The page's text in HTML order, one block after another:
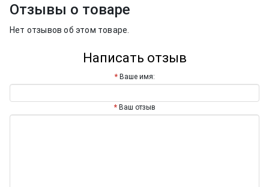
Отзывы о товаре
Нет отзывов об этом товаре.
Написать отзыв
Ваше имя:
Ваш отзыв